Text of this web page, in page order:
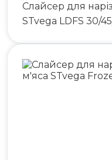
Слайсер для
STvega LDFS 30/